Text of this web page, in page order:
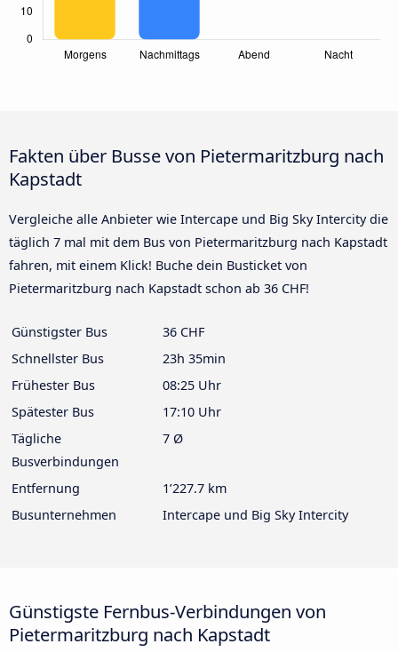
Fakten über Busse von Pietermaritzburg nach
Kapstadt
Vergleiche alle Anbieter wie Intercape und Big Sky Intercity die
täglich 7 mal mit dem Bus von Pietermaritzburg nach Kapstadt
fahren, mit einem Klick! Buche dein Busticket von
Pietermaritzburg nach Kapstadt schon ab 36 CHF!
Günstigster Bus
36 CHF
Schnellster Bus
23h 35min
Frühester Bus
08:25 Uhr
Spätester Bus
17:10 Uhr
Tägliche
Busverbindungen
7 Ø
Entfernung
1’227.7 km
Busunternehmen
Intercape und Big Sky Intercity
Günstigste Fernbus-Verbindungen von
Pietermaritzburg nach Kapstadt